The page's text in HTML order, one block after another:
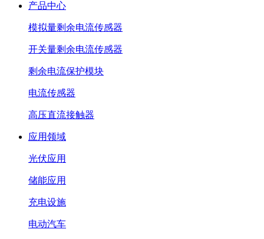
产品中心
模拟量剩余电流传感器
开关量剩余电流传感器
剩余电流保护模块
电流传感器
高压直流接触器
应用领域
光伏应用
储能应用
充电设施
电动汽车